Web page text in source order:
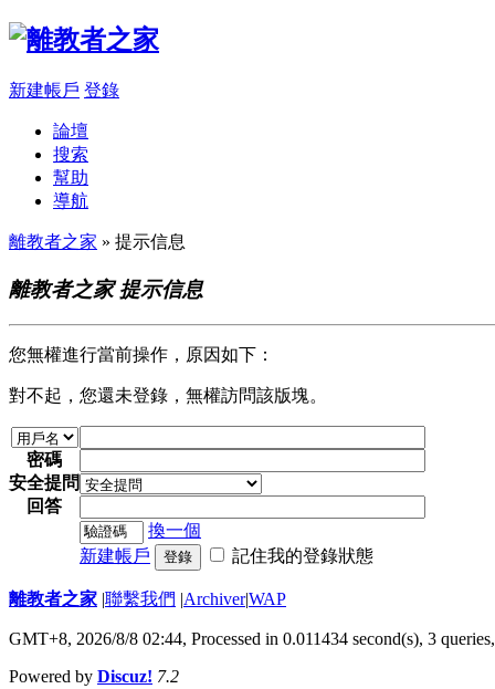
新建帳戶 登錄
論壇
搜索
幫助
導航
離教者之家 » 提示信息
離教者之家 提示信息
您無權進行當前操作，原因如下：
對不起，您還未登錄，無權訪問該版塊。
密碼
安全提問
回答
換一個
新建帳戶
登錄 記住我的登錄狀態
離教者之家 |聯繫我們 |Archiver|WAP
GMT+8, 2026/8/8 02:44, Processed in 0.011434 second(s), 3
Powered by Discuz! 7.2